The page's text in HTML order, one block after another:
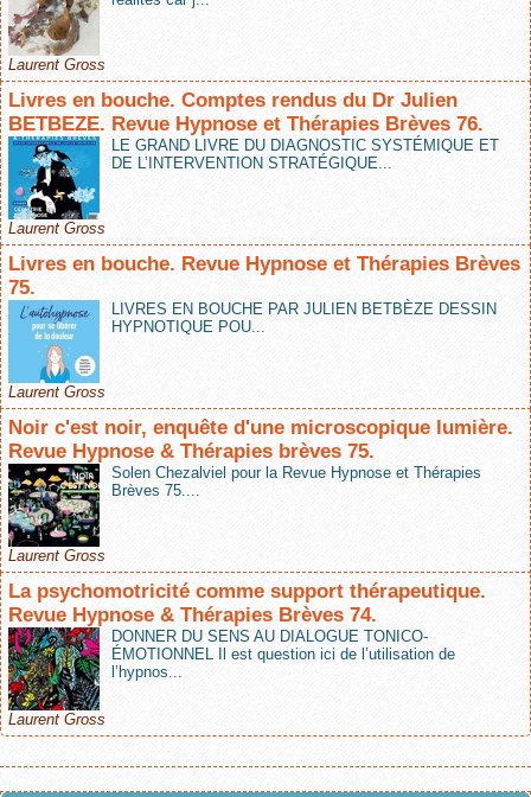
Laurent Gross
Livres en bouche. Comptes rendus du Dr Julien
BETBEZE. Revue Hypnose et Thérapies Brèves 76.
LE GRAND LIVRE DU DIAGNOSTIC SYSTÉMIQUE ET
DE L’INTERVENTION STRATÉGIQUE...
Laurent Gross
Livres en bouche. Revue Hypnose et Thérapies Brèves
75.
LIVRES EN BOUCHE PAR JULIEN BETBÈZE DESSIN
HYPNOTIQUE POU...
Laurent Gross
Noir c'est noir, enquête d'une microscopique lumière.
Revue Hypnose & Thérapies brèves 75.
Solen Chezalviel pour la Revue Hypnose et Thérapies
Brèves 75....
Laurent Gross
La psychomotricité comme support thérapeutique.
Revue Hypnose & Thérapies Brèves 74.
DONNER DU SENS AU DIALOGUE TONICO-
ÉMOTIONNEL Il est question ici de l’utilisation de
l’hypnos...
Laurent Gross